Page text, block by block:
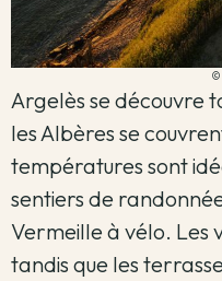
©
Argelès se découvre
les Albères se
températures sont
sentiers de
Vermeille à vélo. Les
tandis que les